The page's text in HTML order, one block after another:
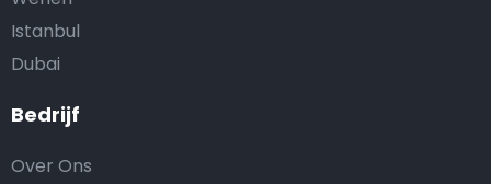
Bedrijf
Over Ons
Istanbul
Dubai